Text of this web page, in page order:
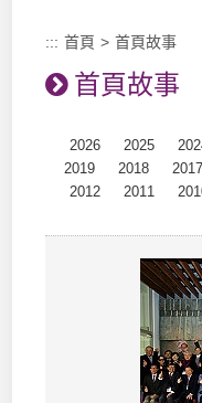
::: 首頁 >首頁故事
首頁故事
2026 2025
2019
2018 2017
2012
2011